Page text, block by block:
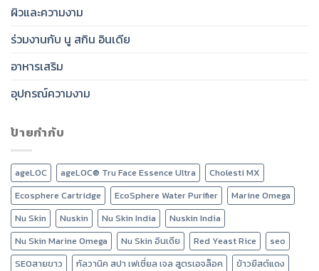
ผิวและความงาม
ร่วมงานกับ นู สกิน อินเดีย
อาหารเสริม
อุปกรณ์ความงาม
ป้ายกำกับ
ageLOC ageLOC® Tru Face Essence Ultra
Cholesti MX
Ecosphere Cartridge
EcoSphere Water Purifier
Marine Omega
Nu Skin
Nuskin Nu Skin India
Nuskin India
Nu Skin Marine Omega
Nu Skin อินเดีย Red Yeast Rice
seo
SEOสายขาว
กัลวานิค สปา เฟเชี่ยล เจล สูตรเอจล็อค
ข้าวยีสต์แดง